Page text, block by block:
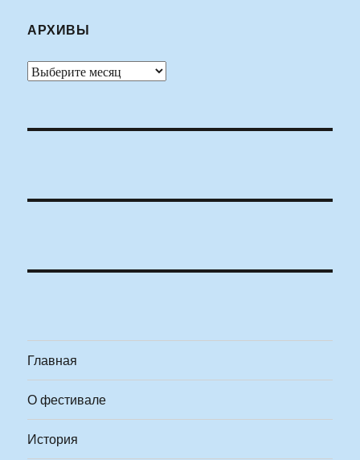
АРХИВЫ
Архивы
Главная
О фестивале
История